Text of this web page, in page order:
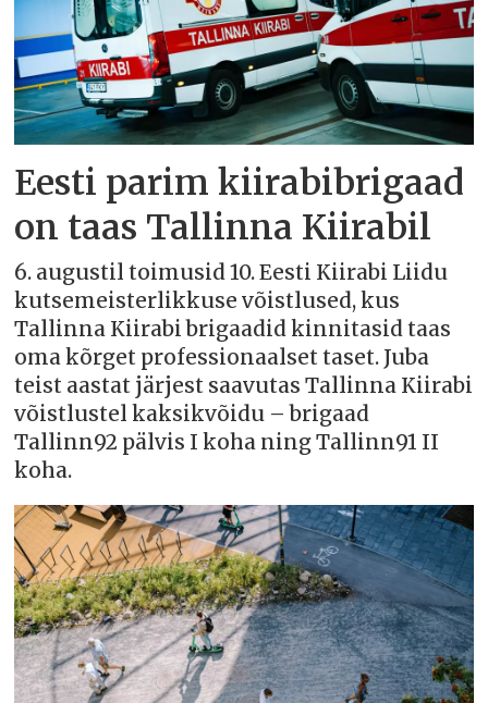
Eesti parim kiirabibrigaad
on taas Tallinna Kiirabil
6. augustil toimusid 10. Eesti Kiirabi Liidu
kutsemeisterlikkuse võistlused, kus
Tallinna Kiirabi brigaadid kinnitasid taas
oma kõrget professionaalset taset. Juba
teist aastat järjest saavutas Tallinna Kiirabi
võistlustel kaksikvõidu – brigaad
Tallinn92 pälvis I koha ning Tallinn91 II
koha.